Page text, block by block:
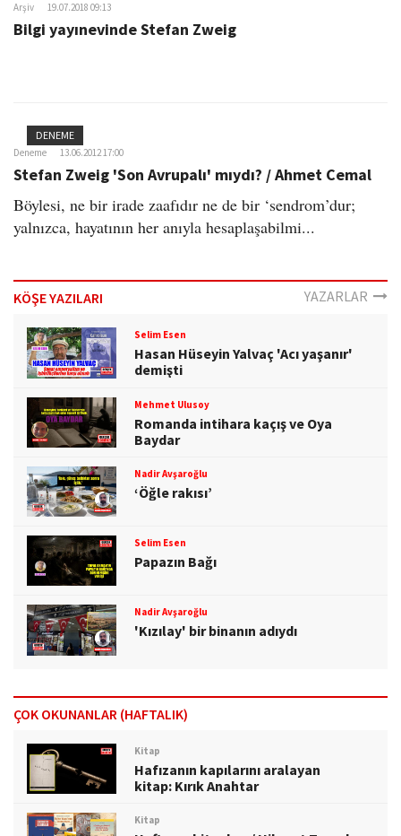
Arşiv 19.07.2018 09:13
Bilgi yayınevinde Stefan Zweig
DENEME
Deneme 13.06.2012 17:00
Stefan Zweig 'Son Avrupalı' mıydı? / Ahmet Cemal
Böylesi, ne bir irade zaafıdır ne de bir ‘sendrom’dur;
yalnızca, hayatının her anıyla hesaplaşabilmi...
KÖŞE YAZILARI YAZARLAR
Selim Esen
Hasan Hüseyin Yalvaç 'Acı yaşanır'
demişti
Mehmet Ulusoy
Romanda intihara kaçış ve Oya
Baydar
Nadir Avşaroğlu
‘Öğle rakısı’
Selim Esen
Papazın Bağı
Nadir Avşaroğlu
'Kızılay' bir binanın adıydı
ÇOK OKUNANLAR (HAFTALIK)
Kitap
Hafızanın kapılarını aralayan
kitap: Kırık Anahtar
Kitap